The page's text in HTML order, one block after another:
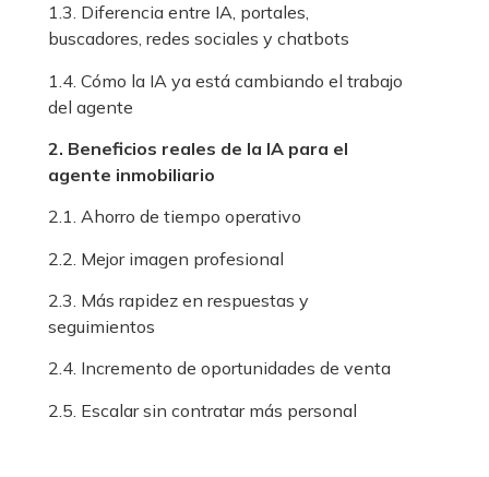
1.3. Diferencia entre IA, portales,
buscadores, redes sociales y chatbots
1.4. Cómo la IA ya está cambiando el trabajo
del agente
2. Beneficios reales de la IA para el
agente inmobiliario
2.1. Ahorro de tiempo operativo
2.2. Mejor imagen profesional
2.3. Más rapidez en respuestas y
seguimientos
2.4. Incremento de oportunidades de venta
2.5. Escalar sin contratar más personal